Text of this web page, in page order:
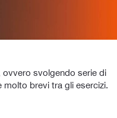
ovvero svolgendo serie di
molto brevi tra gli esercizi.